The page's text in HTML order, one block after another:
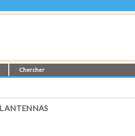
Chercher
ANTENNAS